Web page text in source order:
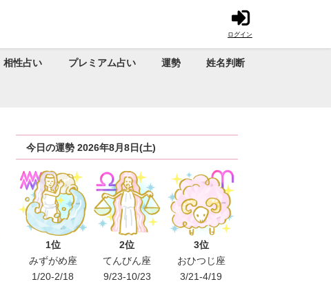
ログイン
相性占い プレミアム占い 運勢 姓名判断
今日の運勢 2026年8月8日(土)
1位
みずがめ座
1/20-2/18
2位
てんびん座
9/23-10/23
3位
おひつじ座
3/21-4/19